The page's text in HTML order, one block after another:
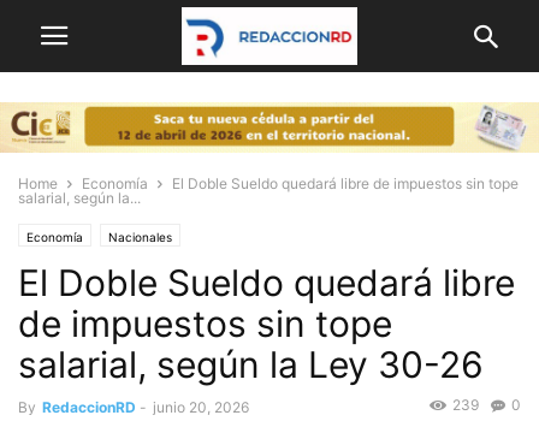
Home Economía
El Doble Sueldo quedará libre de impuestos sin tope
salarial, según la...
Economía Nacionales
El Doble Sueldo quedará libre
de impuestos sin tope
salarial, según la Ley 30-26
By RedaccionRD - junio 20, 2026 0
239